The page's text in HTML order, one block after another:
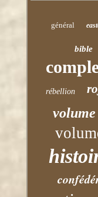
général
bible
rébellion
volume